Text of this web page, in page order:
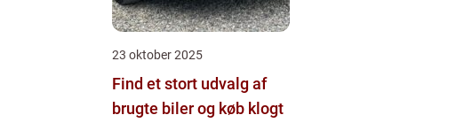
23 oktober 2025
Find et stort udvalg af
brugte biler og køb klogt